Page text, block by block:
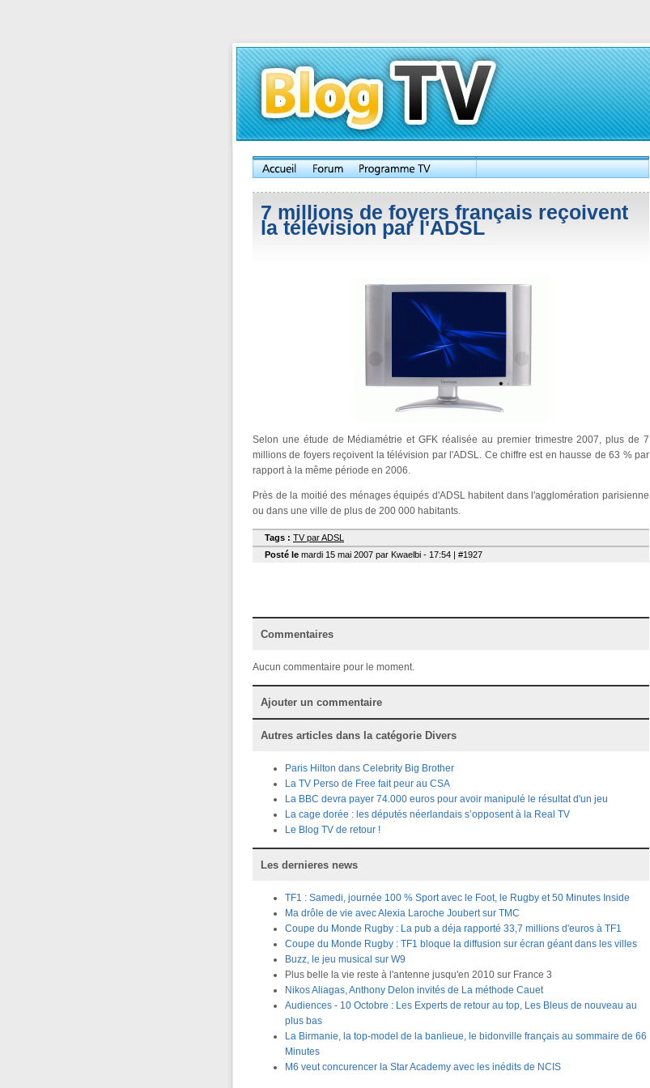
7 millions de foyers français reçoivent
la télévision par l'ADSL
Selon une étude de Médiamétrie et GFK réalisée au premier trimestre 2007, plus de 7
millions de foyers reçoivent la télévision par l'ADSL. Ce chiffre est en hausse de 63 % par
rapport à la même période en 2006.
Près de la moitié des ménages équipés d'ADSL habitent dans l'agglomération parisienne
ou dans une ville de plus de 200 000 habitants.
Tags : TV par ADSL
Posté le mardi 15 mai 2007 par Kwaelbi - 17:54 | #1927
Commentaires
Aucun commentaire pour le moment.
Ajouter un commentaire
Autres articles dans la catégorie Divers
Paris Hilton dans Celebrity Big Brother
La TV Perso de Free fait peur au CSA
La BBC devra payer 74.000 euros pour avoir manipulé le résultat d'un jeu
La cage dorée : les députés néerlandais s’opposent à la Real TV
Le Blog TV de retour !
Les dernieres news
TF1 : Samedi, journée 100 % Sport avec le Foot, le Rugby et 50 Minutes Inside
Ma drôle de vie avec Alexia Laroche Joubert sur TMC
Coupe du Monde Rugby : La pub a déja rapporté 33,7 millions d'euros à TF1
Coupe du Monde Rugby : TF1 bloque la diffusion sur écran géant dans les villes
Buzz, le jeu musical sur W9
Plus belle la vie reste à l'antenne jusqu'en 2010 sur France 3
Nikos Aliagas, Anthony Delon invités de La méthode Cauet
Audiences - 10 Octobre : Les Experts de retour au top, Les Bleus de nouveau au
plus bas
La Birmanie, la top-model de la banlieue, le bidonville français au sommaire de 66
Minutes
M6 veut concurencer la Star Academy avec les inédits de NCIS